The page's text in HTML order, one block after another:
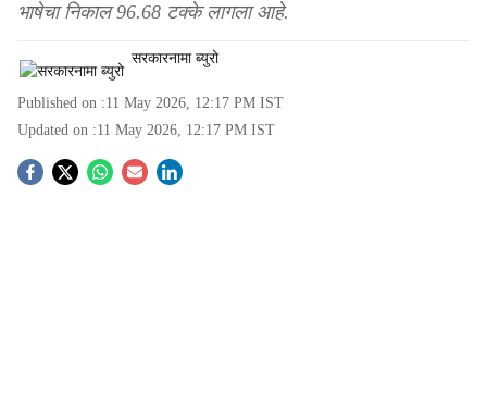
भाषेचा निकाल 96.68 टक्के लागला आहे.
सरकारनामा ब्युरो
Published on :11 May 2026, 12:17 PM IST
Updated on :11 May 2026, 12:17 PM IST
S